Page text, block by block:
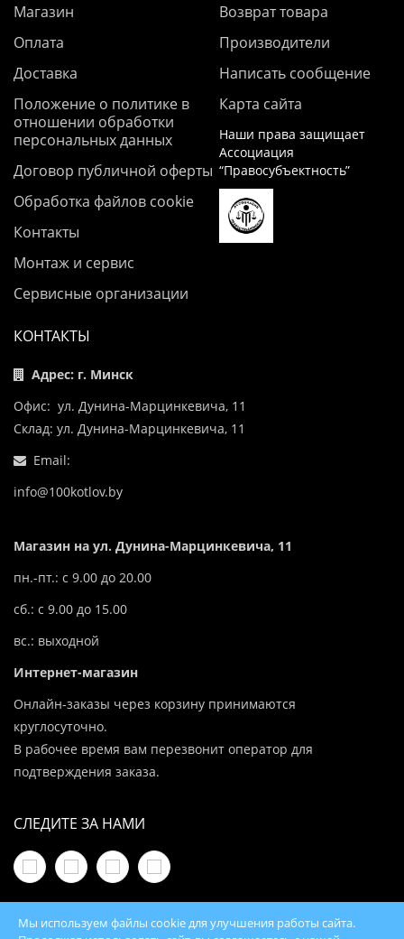
Магазин
Оплата
Доставка
Положение о политике в
отношении обработки
персональных данных
Договор публичной оферты
Обработка файлов cookie
Контакты
Монтаж и сервис
Сервисные организации
Возврат товара
Производители
Написать сообщение
Карта сайта
Наши права защищает
Ассоциация
“Правосубъектность”
КОНТАКТЫ
Адрес: г. Минск
Офис: ул. Дунина-Марцинкевича, 11
Склад: ул. Дунина-Марцинкевича, 11
Email:
info@100kotlov.by
Магазин на ул. Дунина-Марцинкевича, 11
пн.-пт.: с 9.00 до 20.00
сб.: с 9.00 до 15.00
вс.: выходной
Интернет-магазин
Онлайн-заказы через корзину принимаются
круглосуточно.
В рабочее время вам перезвонит оператор для
подтверждения заказа.
СЛЕДИТЕ ЗА НАМИ
Мы используем файлы cookie для улучшения работы сайта.